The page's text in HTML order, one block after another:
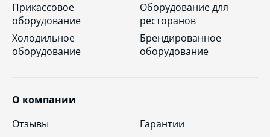
Прикассовое
оборудование
Оборудование для
ресторанов
Холодильное
оборудование
Брендированное
оборудование
О компании
Отзывы
Гарантии